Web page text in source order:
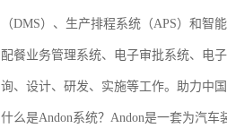
（DMS）、生产排程系统（APS）和
配餐业务管理系统、电子审批系统、电
询、设计、研发、实施等工作。助力中国
什么是Andon系统？Andon是一套为汽车